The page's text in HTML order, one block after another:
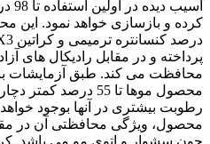
پرداخته و در مقابل رادیکال های
محافظت می کند. طبق آزمایشات
رطوبت بیشتری در آنها بوجود
محصول، ویژگی محافظتی آن در